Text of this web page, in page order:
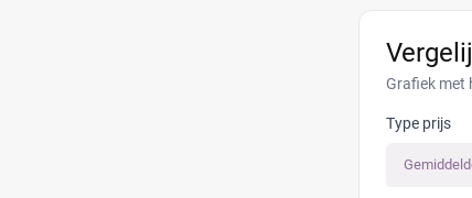
Grafiek met
Type prijs